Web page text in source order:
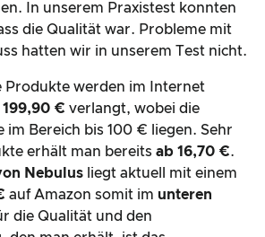
In unserem Praxistest konnten
die Qualität war. Probleme mit
hatten wir in unserem Test nicht.
Produkte werden im Internet
199,90 € verlangt, wobei die
im Bereich bis 100 € liegen. Sehr
erhält man bereits ab 16,70 €.
Nebulus liegt aktuell mit einem
auf Amazon somit im unteren
die Qualität und den